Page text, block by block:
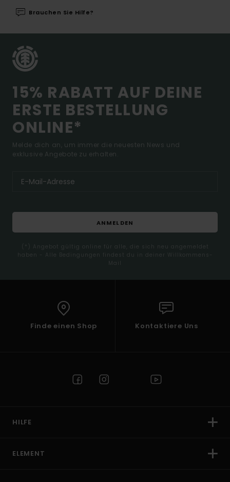
Brauchen Sie Hilfe?
15% RABATT AUF DEINE
ERSTE BESTELLUNG
ONLINE*
Melde dich an, um immer die neuesten News und
exklusive Angebote zu erhalten.
ANMELDEN
(*) Angebot gültig online für alle, die sich neu angemeldet
haben - Alle Bedingungen findest du in deiner Willkommens-
Mail
Finde einen Shop Kontaktiere Uns
HILFE
ELEMENT